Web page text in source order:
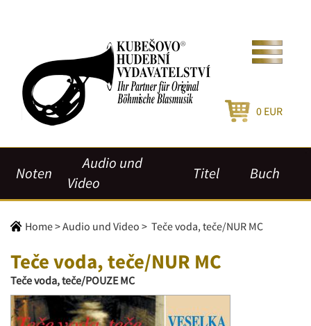
0 EUR
Noten
Audio und
Video
Titel Buch
Home>Audio und Video > Teče voda, teče/NUR MC
Teče voda, teče/NUR MC
Teče voda, teče/POUZE MC